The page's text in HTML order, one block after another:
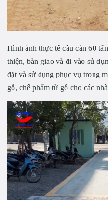
Hình ảnh thực tế cầu cân 60
thiện, bàn giao và đi vào sử
đặt và sử dụng phục vụ trong
gỗ, chế phẩm từ gỗ cho các